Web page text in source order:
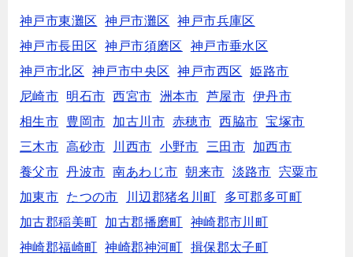
神戸市東灘区 神戸市灘区
神戸市兵庫区
神戸市長田区
神戸市須磨区
神戸市垂水区
神戸市北区
神戸市中央区 神戸市西区
姫路市
尼崎市
明石市 西宮市 洲本市 芦屋市 伊丹市
相生市
豊岡市 加古川市 赤穂市 西脇市
宝塚市
三木市
高砂市 川西市 小野市 三田市
加西市
養父市
丹波市 南あわじ市 朝来市 淡路市
宍粟市
加東市
たつの市 川辺郡猪名川町
多可郡多可町
加古郡稲美町
加古郡播磨町
神崎郡市川町
神崎郡福崎町
神崎郡神河町 揖保郡太子町